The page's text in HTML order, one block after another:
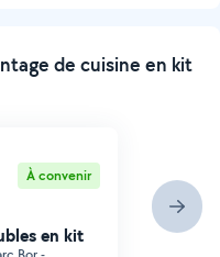
de cuisine en kit
À convenir
en kit